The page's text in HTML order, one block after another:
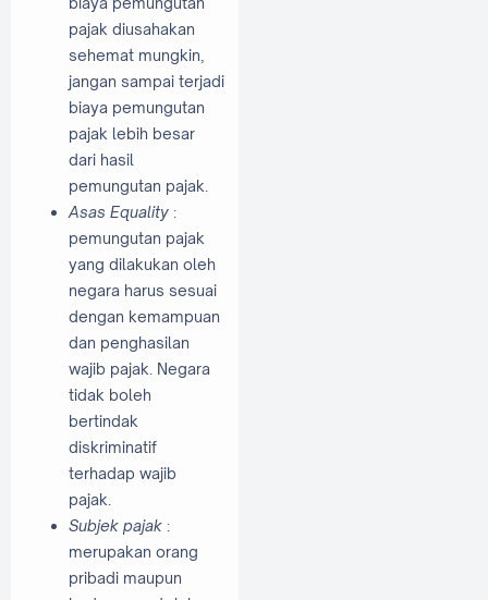
pajak diusahakan
sehemat mungkin,
jangan sampai terjadi
biaya pemungutan
pajak lebih besar
dari hasil
pemungutan pajak.
Asas Equality :
pemungutan pajak
yang dilakukan oleh
negara harus sesuai
dengan kemampuan
dan penghasilan
wajib pajak. Negara
tidak boleh
bertindak
diskriminatif
terhadap wajib
pajak.
Subjek pajak :
merupakan orang
pribadi maupun